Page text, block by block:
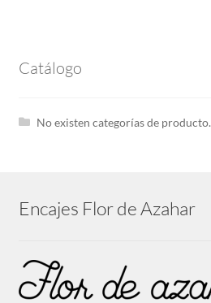
Botones y Pasamaneria
Solicitar Acceso
Sin categoría
Catálogo
No existen categorías de producto.
Encajes Flor de Azahar